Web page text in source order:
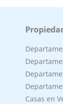
Casas en